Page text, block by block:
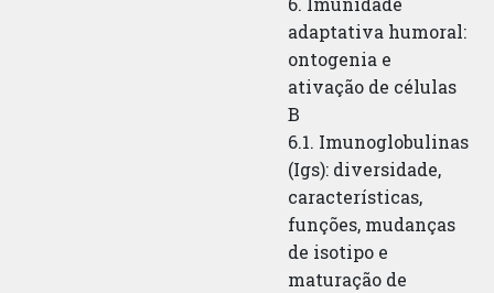
adaptativa humoral:
ontogenia e
ativação de células
B
6.1. Imunoglobulinas
(Igs): diversidade,
características,
funções, mudanças
de isotipo e
maturação de